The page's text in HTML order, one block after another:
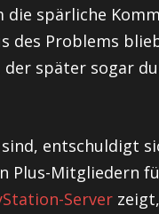
spärliche
des Problems
später sogar
entschuldigt
Plus-Mitgliedern
Server